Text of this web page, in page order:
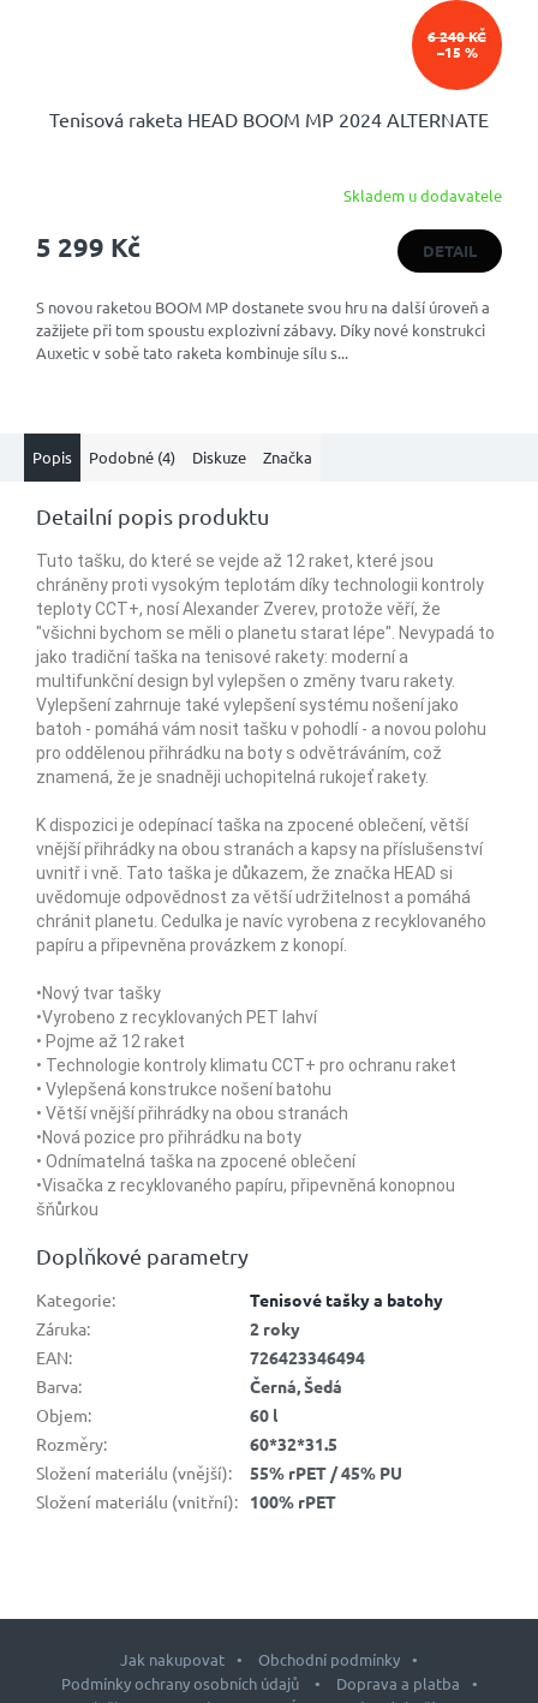
6 240 KČ
–15 %
Tenisová raketa HEAD BOOM MP 2024 ALTERNATE
produktu
z
5
hvězdiček.
Skladem u dodavatele
5 299 Kč DETAIL
S novou raketou BOOM MP dostanete svou hru na další úroveň a
zažijete při tom spoustu explozivní zábavy. Díky nové konstrukci
Auxetic v sobě tato raketa kombinuje sílu s...
Popis Podobné (4) Diskuze Značka
Detailní popis produktu
Tuto tašku, do které se vejde až 12 raket, které jsou
chráněny proti vysokým teplotám díky technologii kontroly
teploty CCT+, nosí Alexander Zverev, protože věří, že
"všichni bychom se měli o planetu starat lépe". Nevypadá to
jako tradiční taška na tenisové rakety: moderní a
multifunkční design byl vylepšen o změny tvaru rakety.
Vylepšení zahrnuje také vylepšení systému nošení jako
batoh - pomáhá vám nosit tašku v pohodlí - a novou polohu
pro oddělenou přihrádku na boty s odvětráváním, což
znamená, že je snadněji uchopitelná rukojeť rakety.
K dispozici je odepínací taška na zpocené oblečení, větší
vnější přihrádky na obou stranách a kapsy na příslušenství
uvnitř i vně. Tato taška je důkazem, že značka HEAD si
uvědomuje odpovědnost za větší udržitelnost a pomáhá
chránit planetu. Cedulka je navíc vyrobena z recyklovaného
papíru a připevněna provázkem z konopí.
•Nový tvar tašky
•Vyrobeno z recyklovaných PET lahví
• Pojme až 12 raket
• Technologie kontroly klimatu CCT+ pro ochranu raket
• Vylepšená konstrukce nošení batohu
• Větší vnější přihrádky na obou stranách
•Nová pozice pro přihrádku na boty
• Odnímatelná taška na zpocené oblečení
•Visačka z recyklovaného papíru, připevněná konopnou
šňůrkou
Doplňkové parametry
Kategorie:
Tenisové tašky a batohy
Záruka:
2 roky
EAN:
726423346494
Barva:
Černá, Šedá
Objem:
60 l
Rozměry:
60*32*31.5
Složení materiálu (vnější):
55% rPET / 45% PU
Složení materiálu (vnitřní): 100% rPET
Jak nakupovat
Obchodní podmínky
Podmínky ochrany osobních údajů
Doprava a platba